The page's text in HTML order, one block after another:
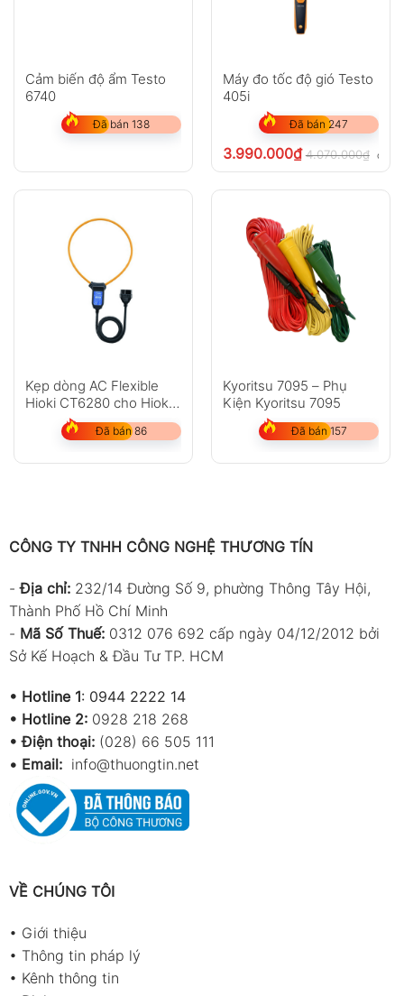
Cảm biến độ ẩm Testo
6740
Đã bán 138
Máy đo tốc độ gió Testo
405i
Đã bán 247
3.990.000₫ 4.070.000₫ chưa
Kẹp dòng AC Flexible
Hioki CT6280 cho Hioki
3280-10F
Đã bán 86
Kyoritsu 7095 – Phụ
Kiện Kyoritsu 7095
Đã bán 157
CÔNG TY TNHH CÔNG NGHỆ THƯƠNG TÍN
-Địa chỉ: 232/14 Đường Số 9, phường Thông Tây Hội,
Thành Phố Hồ Chí Minh
- Mã Số Thuế: 0312 076 692 cấp ngày 04/12/2012 bởi
Sở Kế Hoạch & Đầu Tư TP. HCM
• Hotline 1: 0944 2222 14
• Hotline 2: 0928 218 268
• Điện thoại: (028) 66 505 111
• Email: info@thuongtin.net
VỀ CHÚNG TÔI
• Giới thiệu
• Thông tin pháp lý
• Kênh thông tin